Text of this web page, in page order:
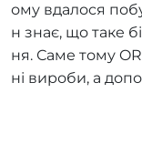
ому вдалося
н знає, що таке
ня. Саме тому
ні вироби, а